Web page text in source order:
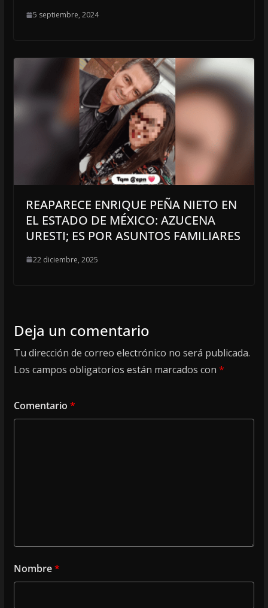
5 septiembre, 2024
REAPARECE ENRIQUE PEÑA NIETO EN
EL ESTADO DE MÉXICO: AZUCENA
URESTI; ES POR ASUNTOS FAMILIARES
22 diciembre, 2025
Deja un comentario
Tu dirección de correo electrónico no será publicada.
Los campos obligatorios están marcados con *
Comentario *
Nombre*